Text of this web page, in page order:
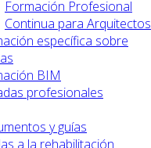
Formación Profesional
Continua para Arquitectos
específica sobre
BIM
profesionales
y guías
a la rehabilitación